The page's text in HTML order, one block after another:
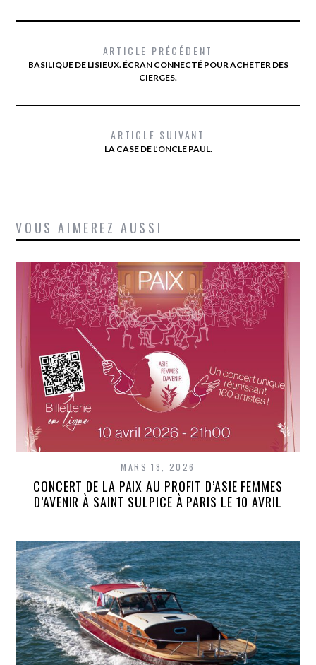
ARTICLE PRÉCÉDENT
BASILIQUE DE LISIEUX. ÉCRAN CONNECTÉ POUR ACHETER DES
CIERGES.
ARTICLE SUIVANT
LA CASE DE L’ONCLE PAUL.
VOUS AIMEREZ AUSSI
MARS 18, 2026
CONCERT DE LA PAIX AU PROFIT D’ASIE FEMMES
D’AVENIR À SAINT SULPICE À PARIS LE 10 AVRIL